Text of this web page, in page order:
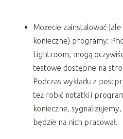
Możecie zainstalować
konieczne) programy:
Lightroom, mogą
testowe dostępne na
Podczas wykładu z
też robić notatki i
konieczne,
będzie na nich pracował.